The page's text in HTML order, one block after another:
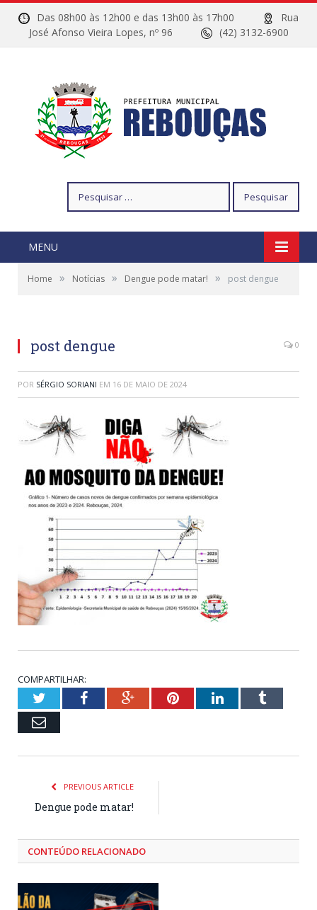
Das 08h00 às 12h00 e das 13h00 às 17h00
Rua
José Afonso Vieira Lopes, nº 96
(42) 3132-6900
por:
MENU
Home » Notícias » Dengue pode matar! » post dengue
post dengue 0
POR SÉRGIO SORIANI EM 16 DE MAIO DE 2024
COMPARTILHAR:
TwitterFacebookGoogle+PinterestLinkedInTumblr
Email
PREVIOUS ARTICLE
Dengue pode matar!
CONTEÚDO RELACIONADO